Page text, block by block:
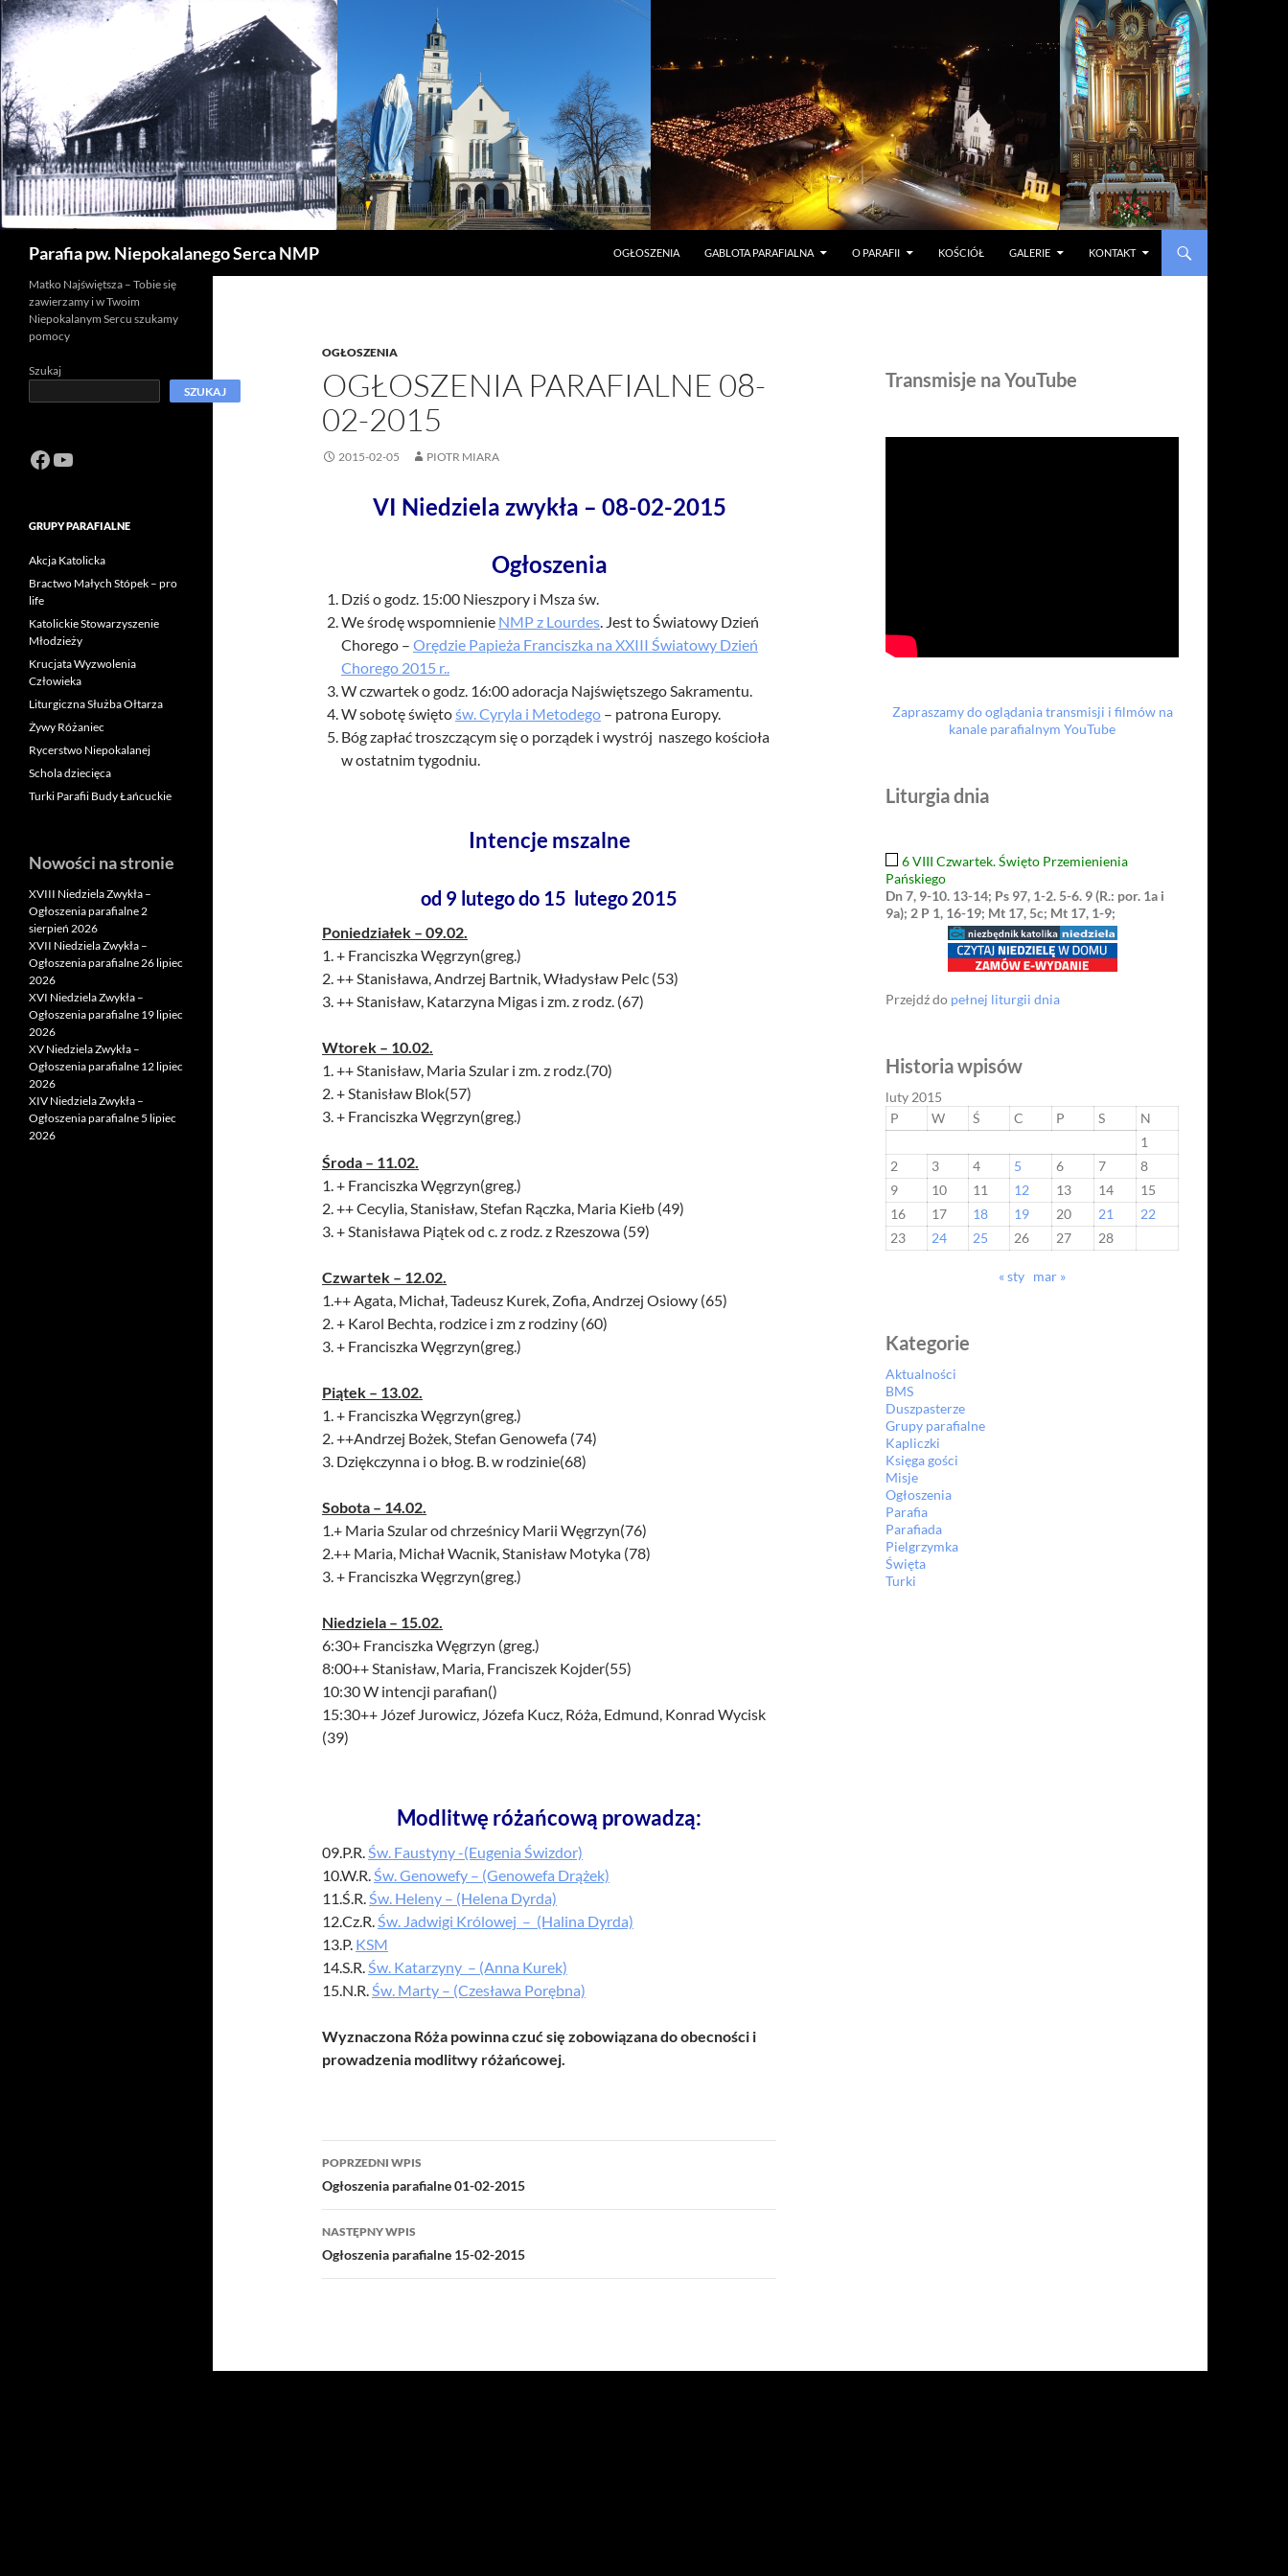
Parafia pw. Niepokalanego Serca NMP
OGŁOSZENIA
GABLOTA PARAFIALNA O PARAFII KOŚCIÓŁ GALERIE KONTAKT
OGŁOSZENIA
OGŁOSZENIA PARAFIALNE 08-
02-2015
2015-02-05 PIOTR MIARA
VI Niedziela zwykła – 08-02-2015
Ogłoszenia
Dziś o godz. 15:00 Nieszpory i Msza św.
We środę wspomnienie NMP z Lourdes. Jest to Światowy Dzień
Chorego – Orędzie Papieża Franciszka na XXIII Światowy Dzień
Chorego 2015 r..
W czwartek o godz. 16:00 adoracja Najświętszego Sakramentu.
W sobotę świętośw. Cyryla i Metodego – patrona Europy.
Bóg zapłać troszczącym się o porządek i wystrój naszego kościoła
w ostatnim tygodniu.
Intencje mszalne
od 9 lutego do 15 lutego 2015
Poniedziałek – 09.02.
1. + Franciszka Węgrzyn(greg.)
2. ++ Stanisława, Andrzej Bartnik, Władysław Pelc (53)
3. ++ Stanisław, Katarzyna Migas i zm. z rodz. (67)
Wtorek – 10.02.
1. ++ Stanisław, Maria Szular i zm. z rodz.(70)
2. + Stanisław Blok(57)
3. + Franciszka Węgrzyn(greg.)
Środa – 11.02.
1. + Franciszka Węgrzyn(greg.)
2. ++ Cecylia, Stanisław, Stefan Rączka, Maria Kiełb (49)
3. + Stanisława Piątek od c. z rodz. z Rzeszowa (59)
Czwartek – 12.02.
1.++ Agata, Michał, Tadeusz Kurek, Zofia, Andrzej Osiowy (65)
2. + Karol Bechta, rodzice i zm z rodziny (60)
3. + Franciszka Węgrzyn(greg.)
Piątek – 13.02.
1. + Franciszka Węgrzyn(greg.)
2. ++Andrzej Bożek, Stefan Genowefa (74)
3. Dziękczynna i o błog. B. w rodzinie(68)
Sobota – 14.02.
1.+ Maria Szular od chrześnicy Marii Węgrzyn(76)
2.++ Maria, Michał Wacnik, Stanisław Motyka (78)
3. + Franciszka Węgrzyn(greg.)
Niedziela – 15.02.
6:30+ Franciszka Węgrzyn (greg.)
8:00++ Stanisław, Maria, Franciszek Kojder(55)
10:30 W intencji parafian()
15:30++ Józef Jurowicz, Józefa Kucz, Róża, Edmund, Konrad Wycisk
(39)
Modlitwę różańcową prowadzą:
09.P.R.Św. Faustyny -(Eugenia Świzdor)
10.W.R.Św. Genowefy – (Genowefa Drążek)
11.Ś.R.Św. Heleny – (Helena Dyrda)
12.Cz.R.Św. Jadwigi Królowej – (Halina Dyrda)
13.P. KSM
14.S.R.Św. Katarzyny – (Anna Kurek)
15.N.R.Św. Marty – (Czesława Porębna)
Wyznaczona Róża powinna czuć się zobowiązana do obecności i
prowadzenia modlitwy różańcowej.
Nawigacja
wpisu
POPRZEDNI WPIS
Ogłoszenia parafialne 01-02-2015
NASTĘPNY WPIS
Ogłoszenia parafialne 15-02-2015
Transmisje na YouTube
Zapraszamy do oglądania transmisji i filmów na
kanale parafialnym YouTube
Liturgia dnia
6 VIII Czwartek. Święto Przemienienia
Pańskiego
Dn 7, 9-10. 13-14; Ps 97, 1-2. 5-6. 9 (R.: por. 1a i
9a); 2 P 1, 16-19; Mt 17, 5c; Mt 17, 1-9;
Przejdź do pełnej liturgii dnia
Historia wpisów
luty 2015
P
W Ś C P S
N
1
2
3 4 5 6 7
8
9
10 11 12 13 14
15
16
17 18 19 20 21
22
23
24 25 26 27 28
« sty mar »
Kategorie
Aktualności
BMS
Duszpasterze
Grupy parafialne
Kapliczki
Księga gości
Misje
Ogłoszenia
Parafia
Parafiada
Pielgrzymka
Święta
Turki
Matko Najświętsza – Tobie się
zawierzamy i w Twoim
Niepokalanym Sercu szukamy
pomocy
Szukaj
SZUKAJ
Facebook
https://www.youtube.com/channel/UCeN8ciSo_a79igwmwNXx2qw
GRUPY PARAFIALNE
Akcja Katolicka
Bractwo Małych Stópek – pro
life
Katolickie Stowarzyszenie
Młodzieży
Krucjata Wyzwolenia
Człowieka
Liturgiczna Służba Ołtarza
Żywy Różaniec
Rycerstwo Niepokalanej
Schola dziecięca
Turki Parafii Budy Łańcuckie
Nowości na stronie
XVIII Niedziela Zwykła –
Ogłoszenia parafialne 2
sierpień 2026
XVII Niedziela Zwykła –
Ogłoszenia parafialne 26 lipiec
2026
XVI Niedziela Zwykła –
Ogłoszenia parafialne 19 lipiec
2026
XV Niedziela Zwykła –
Ogłoszenia parafialne 12 lipiec
2026
XIV Niedziela Zwykła –
Ogłoszenia parafialne 5 lipiec
2026